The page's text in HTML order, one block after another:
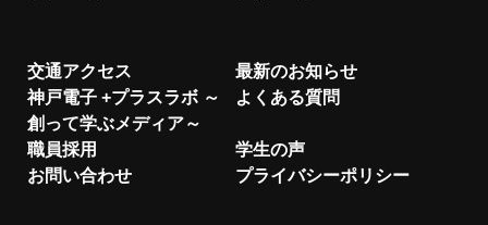
交通アクセス
最新のお知らせ
神戸電子 +プラスラボ ～
創って学ぶメディア～
よくある質問
職員採用
学生の声
お問い合わせ
プライバシーポリシー